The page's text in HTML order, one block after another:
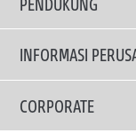
TRUCKS & BUSES TYRES
Ban Touring
Ban Hemat
Privacy Policy
Terms Of Use
INFORMASI
Mengapa
CORPORATE